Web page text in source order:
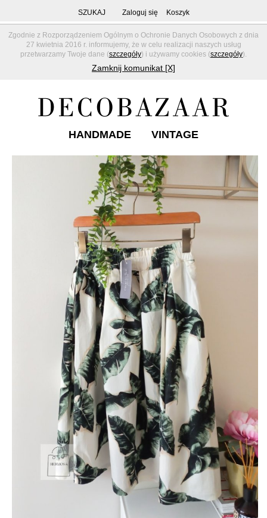
Zgodnie z Rozporządzeniem Ogólnym o Ochronie Danych Osobowych z dnia
27 kwietnia 2016 r. informujemy, że w celu realizacji naszych usług
przetwarzamy Twoje dane (szczegóły) i używamy cookies (szczegóły).
Zamknij komunikat [X]
SZUKAJ Zaloguj się Koszyk
HANDMADE VINTAGE